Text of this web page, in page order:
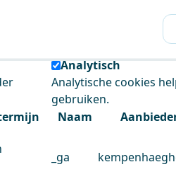
en het gebruiksgemak te
Analytisch
Analytische cookies
gebruiken.
Naam
_ga